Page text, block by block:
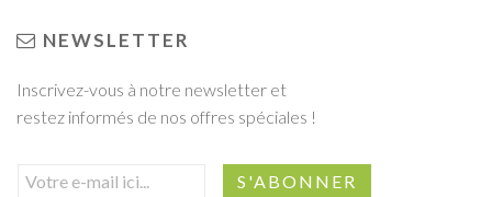
NEWSLETTER
Inscrivez-vous à notre newsletter et
restez informés de nos offres spéciales !